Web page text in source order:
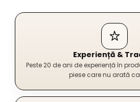
Experiență &
Peste 20 de ani de experiență în
piese care nu arată